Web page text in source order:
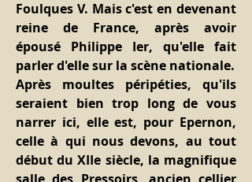
Foulques V. Mais c'est en devenant
reine de France, après avoir
épousé Philippe Ier, qu'elle fait
parler d'elle sur la scène nationale.
Après moultes péripéties, qu'ils
seraient bien trop long de vous
narrer ici, elle est, pour Epernon,
celle à qui nous devons, au tout
début du XIIe siècle, la magnifique